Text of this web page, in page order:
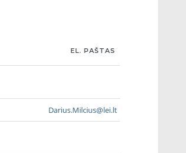
EL. PAŠTAS
Darius.Milcius@lei.lt